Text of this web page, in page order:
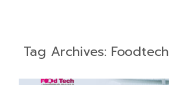
Tag Archives: Foodtech